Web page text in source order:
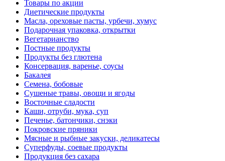
Товары по акции
Диетические продукты
Масла, ореховые пасты, урбечи, хумус
Подарочная упаковка, открытки
Вегетарианство
Постные продукты
Продукты без глютена
Консервация, варенье, соусы
Бакалея
Семена, бобовые
Сушеные травы, овощи и ягоды
Восточные сладости
Каши, отруби, мука, суп
Печенье, батончики, снэки
Покровские пряники
Мясные и рыбные закуски, деликатесы
Суперфуды, соевые продукты
Продукция без сахара